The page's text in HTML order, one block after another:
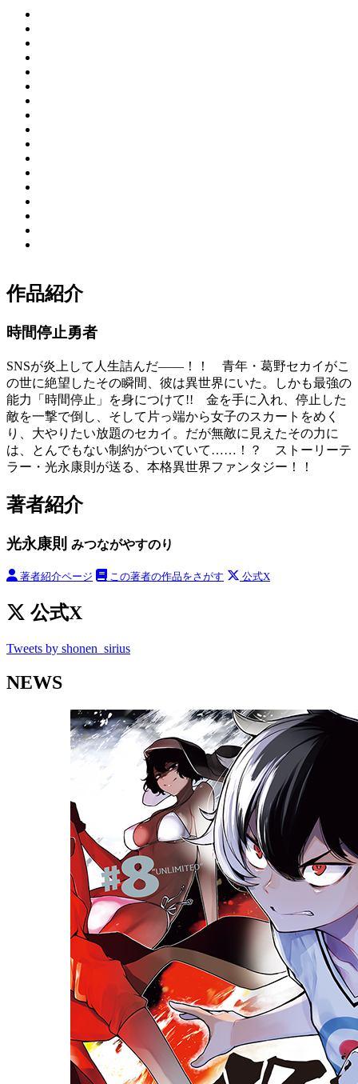
作品紹介
時間停止勇者
SNSが炎上して人生詰んだ――！！ 青年・葛野セカイがこ
の世に絶望したその瞬間、彼は異世界にいた。しかも最強の
能力「時間停止」を身につけて!! 金を手に入れ、停止した
敵を一撃で倒し、そして片っ端から女子のスカートをめく
り、大やりたい放題のセカイ。だが無敵に見えたその力に
は、とんでもない制約がついていて……！？ ストーリーテ
ラー・光永康則が送る、本格異世界ファンタジー！！
著者紹介
光永康則 みつながやすのり
著者紹介ページ この著者の作品をさがす 公式X
公式X
Tweets by shonen_sirius
NEWS